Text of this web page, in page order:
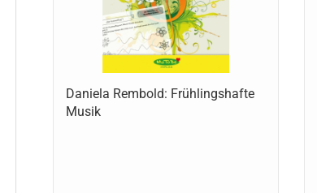
Daniela Rembold: Frühlingshafte
Musik